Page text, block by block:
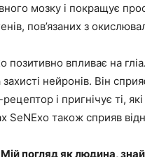
мозку і покращує
пов’язаних з
позитивно впливає на
нейронів. Він
і пригнічує ті,
SeNExo також сприяв
погляд як людина,